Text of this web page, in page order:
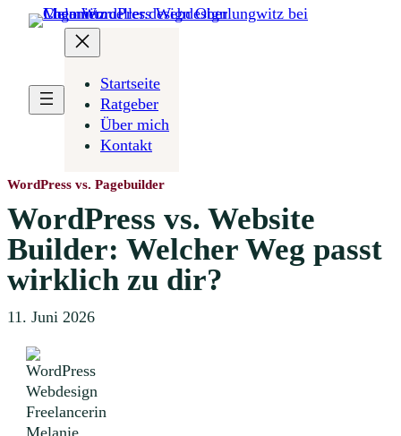
Zum
Startseite
Ratgeber
Über mich
Kontakt
WordPress vs. Pagebuilder
WordPress vs. Website
Builder: Welcher Weg passt
wirklich zu dir?
11. Juni 2026